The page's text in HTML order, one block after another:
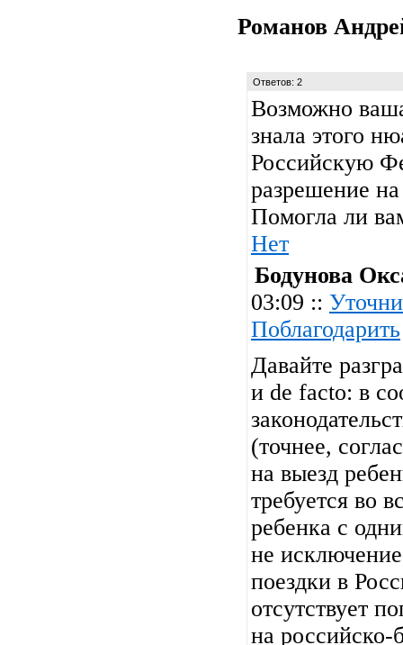
Романов
Ответов: 2
Возможно
знала этого
Российскую
разрешение
Помогла ли
Нет
Бодунова
03:09 ::
Поблагодарить
Давайте
и de facto: в
(точнее,
на выезд
требуется во
ребенка с
не
поездки в
отсутствует
на российско-